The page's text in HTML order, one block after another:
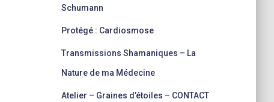
Schumann
Protégé : Cardiosmose
Transmissions Shamaniques – La
Nature de ma Médecine
Atelier – Graines d’étoiles – CONTACT